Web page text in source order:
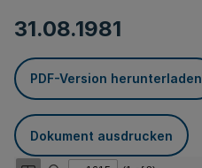
31.08.1981
PDF-Version herunterladen
Dokument ausdrucken